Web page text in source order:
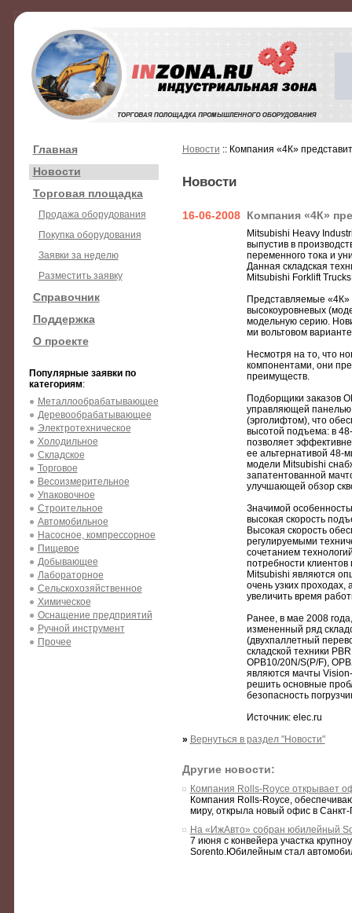
Главная
Новости
Торговая площадка
Продажа оборудования
Покупка оборудования
Заявки за неделю
Разместить заявку
Справочник
Поддержка
О проекте
Популярные заявки по
категориям:
Металлообрабатывающее
Деревообрабатывающее
Электротехническое
Холодильное
Складское
Торговое
Весоизмерительное
Упаковочное
Строительное
Автомобильное
Насосное, компрессорное
Пищевое
Добывающее
Лабораторное
Сельскохозяйственное
Химическое
Оснащение предприятий
Ручной инструмент
Прочее
Новости :: Компания «4К»
Новости
16-06-2008 Компания «4К»
Mitsubishi Heavy
выпустив в
переменного тока и
Данная складская
Mitsubishi Forklift
Представляемые «4К»
высокоуровневых
модельную серию.
ми вольтовом
Несмотря на то, что
компонентами, они
преимуществ.
Подборщики заказов
управляющей
(эрголифтом), что
высотой подъема: в
позволяет
ее альтернативой 48-
модели Mitsubishi
запатентованной
улучшающей обзор
Значимой
высокая скорость
Высокая скорость
регулируемыми
сочетанием
потребности
Mitsubishi являются
очень узких
увеличить время
Ранее, в мае 2008
измененный ряд
(двухпаллетный
складской техники
OPB10/20N/S(P/F),
являются мачты
решить основные
безопасность
Источник: elec.ru
» Вернуться в раздел "Новости"
Другие новости:
Компания Rolls-Royce открывает
Компания Rolls-Royce,
миру, открыла новый офис в
На «ИжАвто» собран юбилейный
7 июня с конвейера участка
Sorento.Юбилейным стал